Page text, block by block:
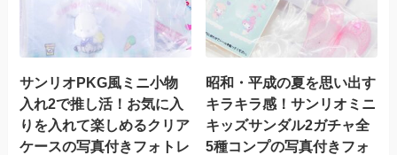
サンリオPKG風ミニ小物
入れ2で推し活！お気に入
りを入れて楽しめるクリア
ケースの写真付きフォトレ
昭和・平成の夏を思い出す
キラキラ感！サンリオミニ
キッズサンダル2ガチャ全
5種コンプの写真付きフォ